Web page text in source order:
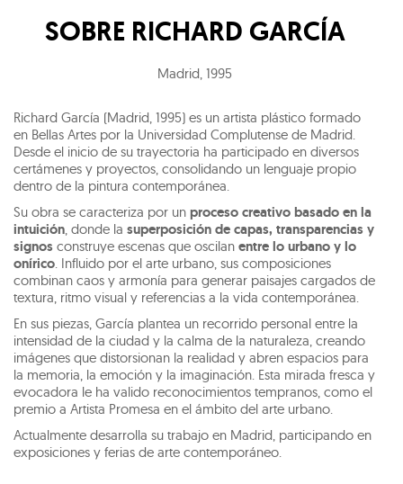
SOBRE RICHARD GARCÍA
Madrid, 1995
Richard García (Madrid, 1995) es un artista plástico formado
en Bellas Artes por la Universidad Complutense de Madrid.
Desde el inicio de su trayectoria ha participado en diversos
certámenes y proyectos, consolidando un lenguaje propio
dentro de la pintura contemporánea.
Su obra se caracteriza por un proceso creativo basado en la
intuición, donde la superposición de capas, transparencias y
signos construye escenas que oscilan entre lo urbano y lo
onírico. Influido por el arte urbano, sus composiciones
combinan caos y armonía para generar paisajes cargados de
textura, ritmo visual y referencias a la vida contemporánea.
En sus piezas, García plantea un recorrido personal entre la
intensidad de la ciudad y la calma de la naturaleza, creando
imágenes que distorsionan la realidad y abren espacios para
la memoria, la emoción y la imaginación. Esta mirada fresca y
evocadora le ha valido reconocimientos tempranos, como el
premio a Artista Promesa en el ámbito del arte urbano.
Actualmente desarrolla su trabajo en Madrid, participando en
exposiciones y ferias de arte contemporáneo.